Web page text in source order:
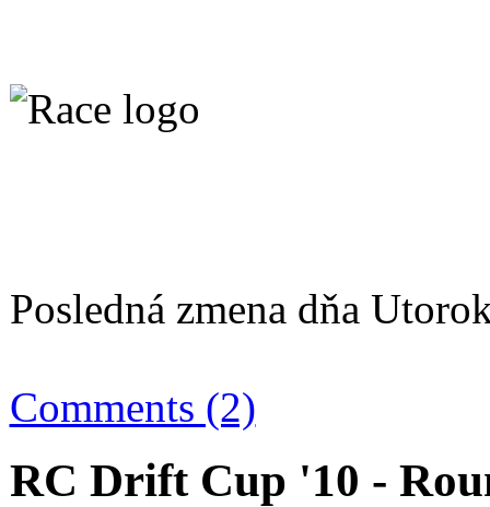
Posledná zmena dňa
Comments (2)
RC Drift Cup '10 -